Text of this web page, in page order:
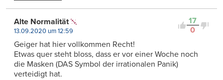
17
0
Alte Normalität
13.09.2020 um 12:59
Geiger hat hier vollkommen Recht!
Etwas quer steht bloss, dass er vor einer Woche noch
die Masken (DAS Symbol der irrationalen Panik)
verteidigt hat.